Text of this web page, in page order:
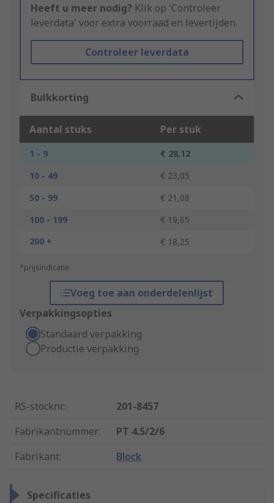
Heeft u meer nodig? Klik op 'Controleer
leverdata' voor extra voorraad en levertijden.
Controleer leverdata
Bulkkorting
Aantal stuks Per stuk
1 - 9
€ 28,12
10 - 49
€ 23,05
50 - 99
€ 21,08
100 - 199
€ 19,65
200 +
€ 18,25
*prijsindicatie
Voeg toe aan onderdelenlijst
Verpakkingsopties
Standaard verpakking
Productie verpakking
RS-stocknr.:
201-8457
Fabrikantnummer:
PT 4.5/2/6
Fabrikant: Block
Specificaties